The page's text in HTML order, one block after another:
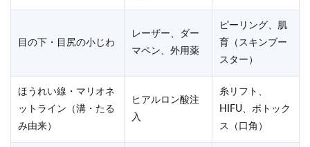
目の下・目尻の小じわ
レーザー、ダー
マペン、外用薬
ピーリング、肌
育（スキンブー
スター）
ほうれい線・マリオネ
ットライン（溝・たる
み由来）
ヒアルロン酸注
入
糸リフト、
HIFU、ボトック
ス（口角）